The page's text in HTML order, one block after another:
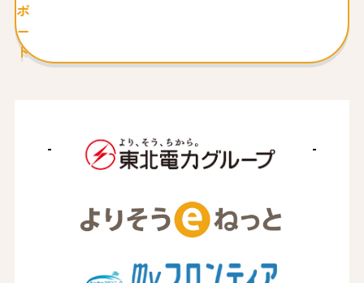
ポ
ー
ト